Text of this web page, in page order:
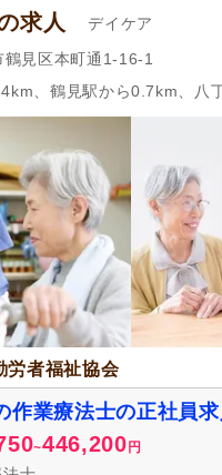
求人 デイケア
鶴見区本町通1-16-1
、鶴見駅から0.7km、八
労者福祉協会
作業療法士の正社員求
~446,200 円